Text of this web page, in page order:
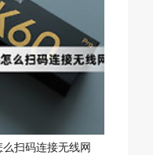
扫码连接无线网